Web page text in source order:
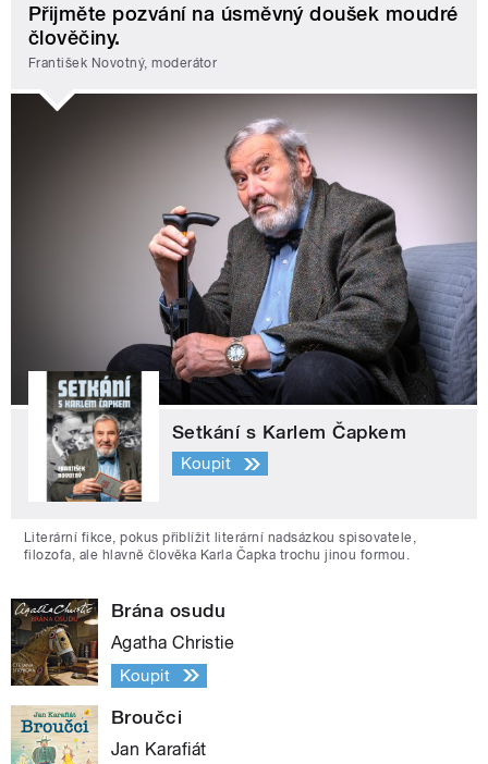
Přijměte pozvání na úsměvný doušek moudré
člověčiny.
František Novotný, moderátor
Setkání s Karlem Čapkem
Koupit
Literární fikce, pokus přiblížit literární nadsázkou spisovatele,
filozofa, ale hlavně člověka Karla Čapka trochu jinou formou.
Brána osudu
Agatha Christie
Koupit
Broučci
Jan Karafiát